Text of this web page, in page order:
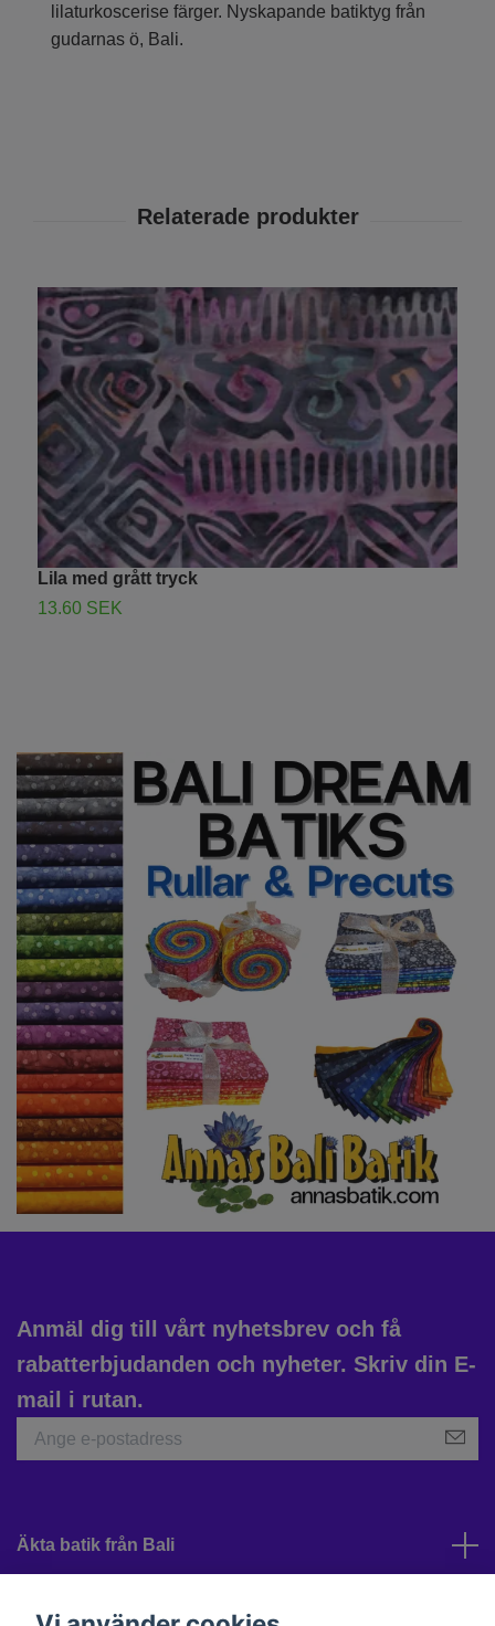
lilaturkoscerise färger. Nyskapande batiktyg från
gudarnas ö, Bali.
Lila med grått tryck
13.60 SEK
Anmäl dig till vårt nyhetsbrev och få
rabatterbjudanden och nyheter. Skriv din E-
mail i rutan.
Äkta batik från Bali